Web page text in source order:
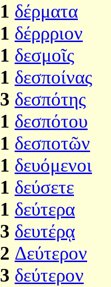
1 δέρματα
1 δέρρριον
1 δεσμοῖς
1 δεσποίνας
3 δεσπότης
1 δεσπότου
1 δεσποτῶν
1 δευόμενοι
1 δεύσετε
1 δεύτερα
3 δευτέρᾳ
2 Δεύτερον
3 δεύτερον